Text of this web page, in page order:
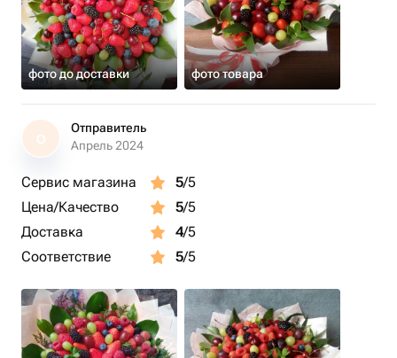
фото до доставки фото товара
О
Отправитель
Апрель 2024
Сервис магазина 5/5
Цена/Качество
5/5
Доставка
4/5
Соответствие
5/5